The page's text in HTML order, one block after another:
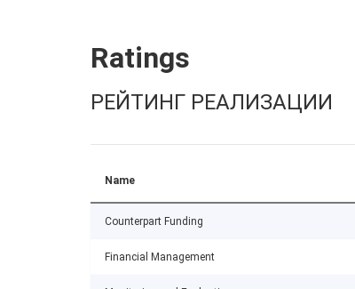
Ratings
РЕЙТИНГ РЕАЛИЗАЦИИ
Name
Counterpart Funding
Financial Management